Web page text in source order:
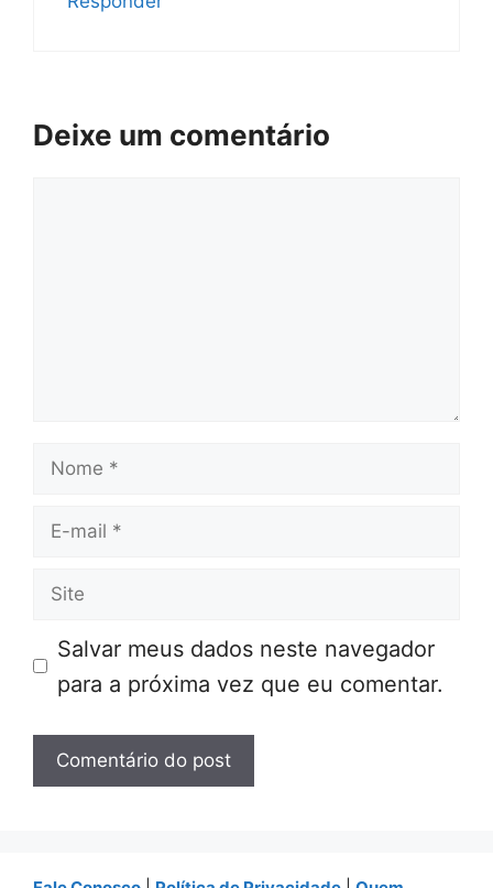
Deixe um comentário
Nome
E-
Site
Salvar meus dados neste navegador
para a próxima vez que eu comentar.